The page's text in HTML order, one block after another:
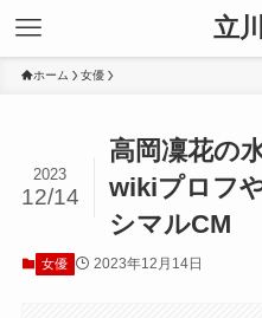
立
ホーム 女優
高岡凜花の
wikiプロフ
シマルCM
2023
12/14
女優 2023年12月14日